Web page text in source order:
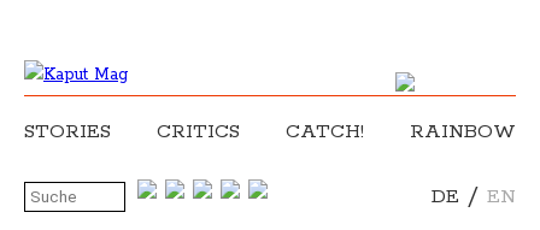
STORIES CRITICS CATCH! RAINBOW
DE / EN